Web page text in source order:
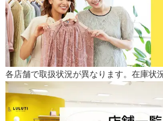
各店舗で取扱状況が異なります。在庫状